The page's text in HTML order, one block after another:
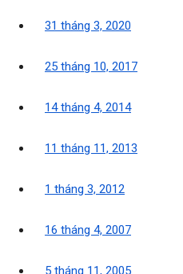
31 tháng 3, 2020
25 tháng 10, 2017
14 tháng 4, 2014
11 tháng 11, 2013
1 tháng 3, 2012
16 tháng 4, 2007
5 tháng 11, 2005